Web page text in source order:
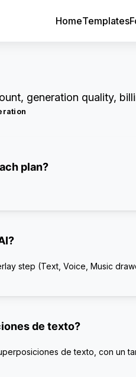
HomeTemplates
generation quality,
plan?
step (Text, Voice, Music
de texto?
de texto, con un